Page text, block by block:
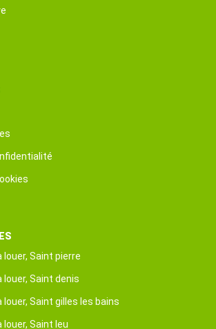
Saint pierre
Saint denis
Saint gilles les bains
Saint leu